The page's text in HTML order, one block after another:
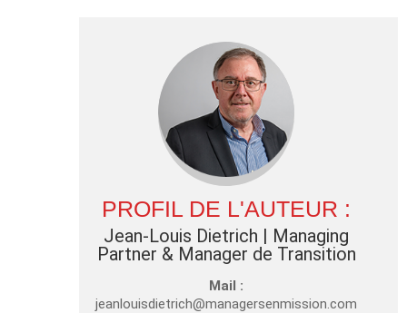
PROFIL DE L'AUTEUR :
Jean-Louis Dietrich | Managing
Partner & Manager de Transition
Mail :
jeanlouisdietrich@managersenmission.com